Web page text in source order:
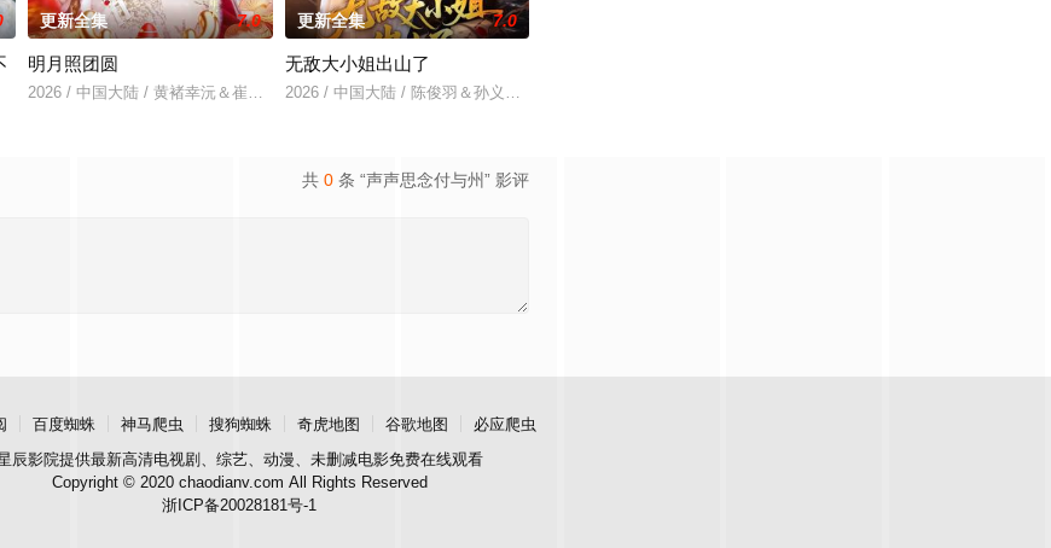
更新全集 7.0
明月照团圆
2026 / 中国大陆 / 黄褚幸沅＆崔尹思汉
更新全集 7.0
无敌大小姐出山了
2026 / 中国大陆 / 陈俊羽＆孙义宸＆郭亚宁
共 0 条 “声声思念付与州” 影评
百度蜘蛛 神马爬虫 搜狗蜘蛛 奇虎地图 谷歌地图
必应爬虫
辰影院提供最新高清电视剧、综艺、动漫、未删减电影免费在线观看
Copyright © 2020 chaodianv.com All Rights Reserved
浙ICP备20028181号-1